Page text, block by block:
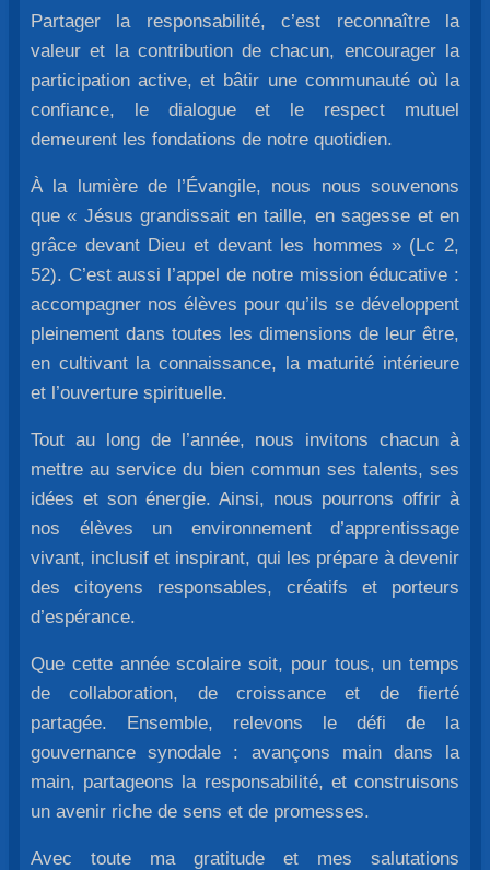
Partager la responsabilité, c’est reconnaître la
valeur et la contribution de chacun, encourager la
participation active, et bâtir une communauté où la
confiance, le dialogue et le respect mutuel
demeurent les fondations de notre quotidien.
À la lumière de l’Évangile, nous nous souvenons
que « Jésus grandissait en taille, en sagesse et en
grâce devant Dieu et devant les hommes » (Lc 2,
52). C’est aussi l’appel de notre mission éducative :
accompagner nos élèves pour qu’ils se développent
pleinement dans toutes les dimensions de leur être,
en cultivant la connaissance, la maturité intérieure
et l’ouverture spirituelle.
Tout au long de l’année, nous invitons chacun à
mettre au service du bien commun ses talents, ses
idées et son énergie. Ainsi, nous pourrons offrir à
nos élèves un environnement d’apprentissage
vivant, inclusif et inspirant, qui les prépare à devenir
des citoyens responsables, créatifs et porteurs
d’espérance.
Que cette année scolaire soit, pour tous, un temps
de collaboration, de croissance et de fierté
partagée. Ensemble, relevons le défi de la
gouvernance synodale : avançons main dans la
main, partageons la responsabilité, et construisons
un avenir riche de sens et de promesses.
Avec toute ma gratitude et mes salutations